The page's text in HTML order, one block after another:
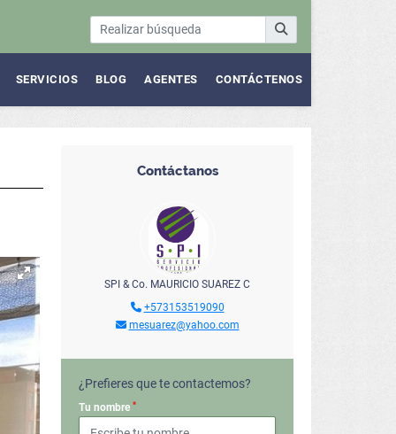
SERVICIOS BLOG AGENTES CONTÁCTENOS
Contáctanos
SPI & Co. MAURICIO SUAREZ C
+573153519090
mesuarez@yahoo.com
¿Prefieres que te contactemos?
Tu nombre *